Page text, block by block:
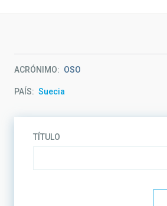
navegación
ACRÓNIMO OSO
PAÍS Suecia
TÍTULO